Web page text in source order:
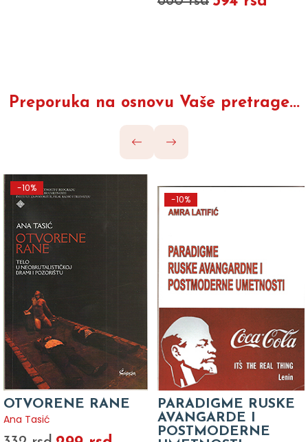
Preporuka na osnovu Vaše pretrage...
-10%
OTVORENE RANE
Ana Tasić
-10%
PARADIGME RUSKE
AVANGARDE I
POSTMODERNE